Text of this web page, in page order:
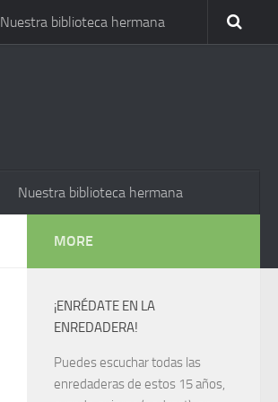
Nuestra biblioteca hermana
Nuestra biblioteca hermana
MORE
¡ENRÉDATE EN LA
ENREDADERA!
Puedes escuchar todas las
enredaderas de estos 15 años,